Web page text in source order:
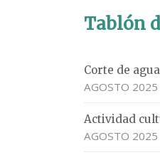
Tablón
Corte de
AGOSTO 2025
Actividad
AGOSTO 2025